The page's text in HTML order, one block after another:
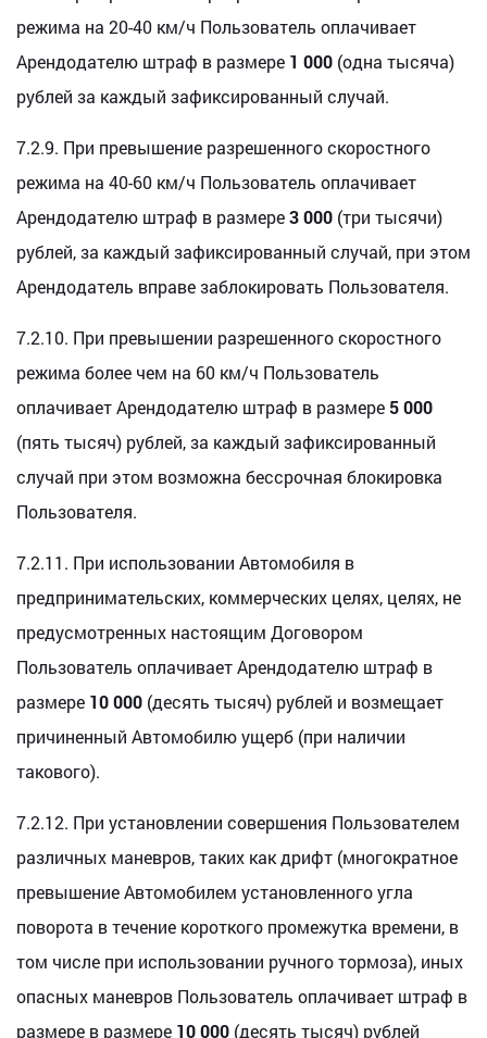
режима на 20-40 км/ч Пользователь оплачивает
Арендодателю штраф в размере 1 000 (одна тысяча)
рублей за каждый зафиксированный случай.
7.2.9. При превышение разрешенного скоростного
режима на 40-60 км/ч Пользователь оплачивает
Арендодателю штраф в размере3 000 (три тысячи)
рублей, за каждый зафиксированный случай, при этом
Арендодатель вправе заблокировать Пользователя.
7.2.10. При превышении разрешенного скоростного
режима более чем на 60 км/ч Пользователь
оплачивает Арендодателю штраф в размере 5 000
(пять тысяч) рублей, за каждый зафиксированный
случай при этом возможна бессрочная блокировка
Пользователя.
7.2.11. При использовании Автомобиля в
предпринимательских, коммерческих целях, целях, не
предусмотренных настоящим Договором
Пользователь оплачивает Арендодателю штраф в
размере 10 000 (десять тысяч) рублей и возмещает
причиненный Автомобилю ущерб (при наличии
такового).
7.2.12. При установлении совершения Пользователем
различных маневров, таких как дрифт (многократное
превышение Автомобилем установленного угла
поворота в течение короткого промежутка времени, в
том числе при использовании ручного тормоза), иных
опасных маневров Пользователь оплачивает штраф в
размере в размере 10 000 (десять тысяч) рублей